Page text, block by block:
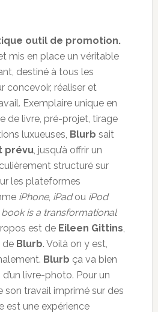
outil de promotion.
mis en place un véritable
destiné à tous les
concevoir, réaliser et
Exemplaire unique en
de livre, pré-projet, tirage
luxueuses, Blurb sait
prévu, jusqu’à offrir un
structuré sur
les plateformes
iPhone, iPadou iPod
book is a transformational
est de Eileen Gittins
de Blurb. Voilà on y est,
Blurb ça va bien
livre-photo. Pour un
son travail imprimé sur des
est une expérience